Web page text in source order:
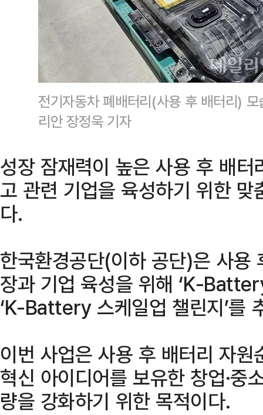
전기자동차 폐배터리(사용 후 배터리)
리안 장정욱 기자
성장 잠재력이 높은 사용 후 배
고 관련 기업을 육성하기 위한
다.
한국환경공단(이하 공단)은 사용
장과 기업 육성을 위해 ‘K-
‘K-Battery 스케일업 챌린지’를
이번 사업은 사용 후 배터리 자
혁신 아이디어를 보유한 창업·중
량을 강화하기 위한 목적이다.